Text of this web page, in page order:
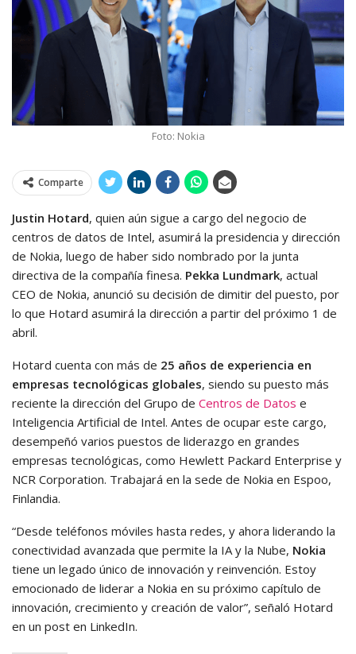
Foto: Nokia
Comparte
Justin Hotard, quien aún sigue a cargo del negocio de
centros de datos de Intel, asumirá la presidencia y dirección
de Nokia, luego de haber sido nombrado por la junta
directiva de la compañía finesa. Pekka Lundmark, actual
CEO de Nokia, anunció su decisión de dimitir del puesto, por
lo que Hotard asumirá la dirección a partir del próximo 1 de
abril.
Hotard cuenta con más de 25 años de experiencia en
empresas tecnológicas globales, siendo su puesto más
reciente la dirección del Grupo de Centros de Datos e
Inteligencia Artificial de Intel. Antes de ocupar este cargo,
desempeñó varios puestos de liderazgo en grandes
empresas tecnológicas, como Hewlett Packard Enterprise y
NCR Corporation. Trabajará en la sede de Nokia en Espoo,
Finlandia.
“Desde teléfonos móviles hasta redes, y ahora liderando la
conectividad avanzada que permite la IA y la Nube, Nokia
tiene un legado único de innovación y reinvención. Estoy
emocionado de liderar a Nokia en su próximo capítulo de
innovación, crecimiento y creación de valor”, señaló Hotard
en un post en LinkedIn.